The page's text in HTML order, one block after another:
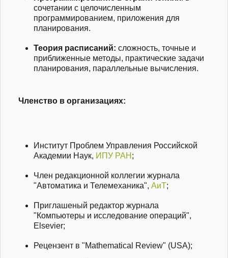
сочетании с целочисленным
программированием, приложения для
планирования.
Теория расписаний: сложность, точные и
приближенные методы, практические задачи
планирования, параллельные вычисления.
Членство в организациях:
Институт Проблем Управления Российской
Академии Наук, ИПУ РАН ;
Член редакционной коллегии журнала
"Автоматика и Телемеханика", АиТ;
Приглашеный редактор журнала
"Компьютеры и исследование операций",
Elsevier;
Рецензент в "Mathematical Review" (USA);